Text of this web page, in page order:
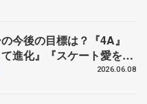
今後の目標は？『4A』
て進化』『スケート愛を深
勝負のゲームコーナーも
2026.06.08